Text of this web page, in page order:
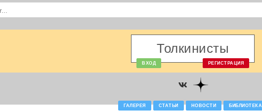
Толкинисты
ВХОД РЕГИСТРАЦИЯ
ГАЛЕРЕЯ СТАТЬИ НОВОСТИ БИБЛИОТЕКА